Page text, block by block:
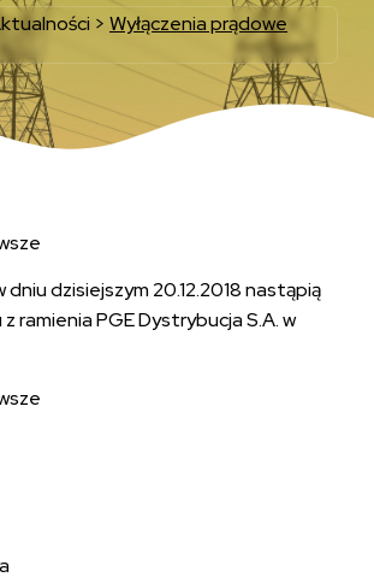
> Wyłączenia prądowe
dzisiejszym 20.12.2018 nastąpią
z ramienia PGE Dystrybucja S.A. w